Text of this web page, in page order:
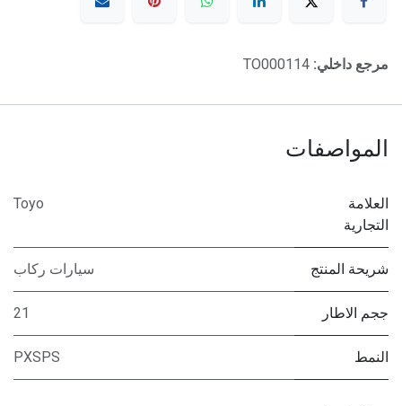
مرجع داخلي: TO000114
المواصفات
العلامة
التجارية
Toyo
شريحة المنتج سيارات ركاب
ججم الاطار 21
النمط PXSPS